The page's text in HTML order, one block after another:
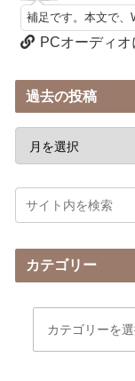
補足です。本文で、
PCオーディオ
過去の投稿
カテゴリー